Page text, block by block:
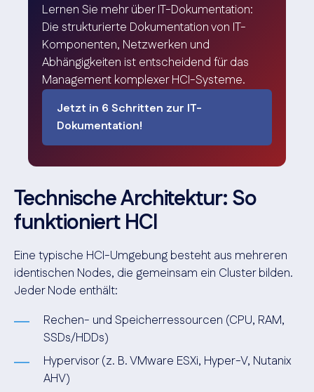
Lernen Sie mehr über IT-Dokumentation:
Die strukturierte Dokumentation von IT-
Komponenten, Netzwerken und
Abhängigkeiten ist entscheidend für das
Management komplexer HCI-Systeme.
Jetzt in 6 Schritten zur IT-
Dokumentation!
Technische Architektur: So
funktioniert HCI
Eine typische HCI-Umgebung besteht aus mehreren
identischen Nodes, die gemeinsam ein Cluster bilden.
Jeder Node enthält:
Rechen- und Speicherressourcen (CPU, RAM,
SSDs/HDDs)
Hypervisor (z. B. VMware ESXi, Hyper-V, Nutanix
AHV)